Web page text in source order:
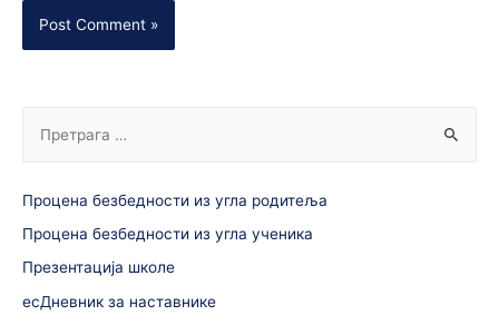
Процена безбедности из угла родитеља
Процена безбедности из угла ученика
Презентација школе
есДневник за наставнике